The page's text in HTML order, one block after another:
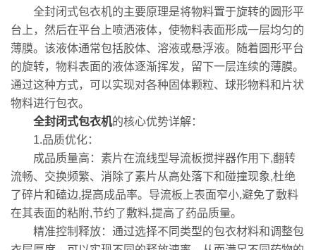
全封闭式包衣机的主要原理是将物料置于旋转的圆形平
台上，然后在平台上喷洒液体，使物料表面形成一层均匀的
薄膜。该液体通常包括胶体、溶液或悬浮液。随着圆形平台
的旋转，物料表面的液体逐渐挥发，留下一层连续的薄膜。
通过这种方式，可以实现对各种固体颗粒、球形物料和片状
物料进行包衣。
全封闭式包衣机的核心优势详解：
1.品质优化：
成品质量高：素片在流线型导流板搅拌器作用下,翻转
流畅、交换频繁、消除了素片从高处落下和碰撞现象,杜绝
了碎片和磕边,提高成品率。导流板上表面窄小,避免了敷料
在其表面的粘附,节约了敷料,提高了药品质量。
精准控制释放：通过选择不同类型的包衣材料和调整包